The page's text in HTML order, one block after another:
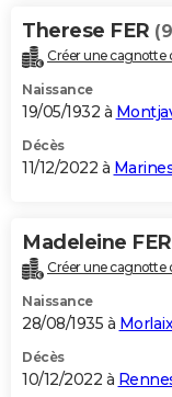
Therese FER
Créer une cagnotte
Naissance
19/05/1932 à
Décès
11/12/2022 à
Madeleine FER
Créer une cagnotte
Naissance
28/08/1935 à Morlaix
Décès
10/12/2022 à